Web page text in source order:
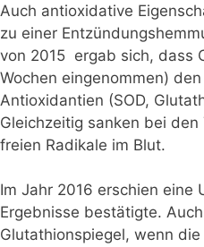
Auch antioxidative
zu einer
von 2015 ergab sich, dass
Wochen eingenommen)
Antioxidantien (SOD,
Gleichzeitig sanken bei
freien Radikale im Blut.
Im Jahr 2016 erschien eine
Ergebnisse bestätigte.
Glutathionspiegel, wenn